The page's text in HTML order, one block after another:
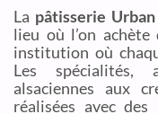
La pâtisserie
lieu où l’on
institution où
Les spécialités,
alsaciennes aux
réalisées avec